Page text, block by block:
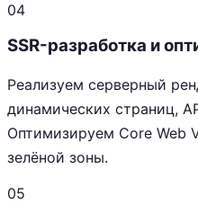
04
SSR-разработка и
Реализуем серверный
динамических страниц,
Оптимизируем Core Web
зелёной зоны.
05